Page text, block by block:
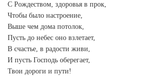
С Рождеством, здоровья в прок,
Чтобы было настроение,
Выше чем дома потолок,
Пусть до небес оно взлетает,
В счастье, в радости живи,
И пусть Господь оберегает,
Твои дороги и пути!